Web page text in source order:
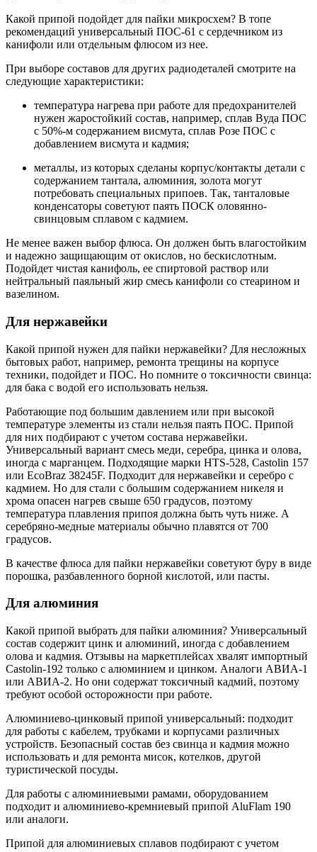
Какой припой подойдет для пайки микросхем? В топе
рекомендаций универсальный ПОС-61 с сердечником из
канифоли или отдельным флюсом из нее.
При выборе составов для других радиодеталей смотрите на
следующие характеристики:
температура нагрева при работе для предохранителей
нужен жаростойкий состав, например, сплав Вуда ПОС
с 50%-м содержанием висмута, сплав Розе ПОС с
добавлением висмута и кадмия;
металлы, из которых сделаны корпус/контакты детали с
содержанием тантала, алюминия, золота могут
потребовать специальных припоев. Так, танталовые
конденсаторы советуют паять ПОСК оловянно-
свинцовым сплавом с кадмием.
Не менее важен выбор флюса. Он должен быть влагостойким
и надежно защищающим от окислов, но бескислотным.
Подойдет чистая канифоль, ее спиртовой раствор или
нейтральный паяльный жир смесь канифоли со стеарином и
вазелином.
Для нержавейки
Какой припой нужен для пайки нержавейки? Для несложных
бытовых работ, например, ремонта трещины на корпусе
техники, подойдет и ПОС. Но помните о токсичности свинца:
для бака с водой его использовать нельзя.
Работающие под большим давлением или при высокой
температуре элементы из стали нельзя паять ПОС. Припой
для них подбирают с учетом состава нержавейки.
Универсальный вариант смесь меди, серебра, цинка и олова,
иногда с марганцем. Подходящие марки HTS-528, Castolin 157
или EcoBraz 38245F. Подходит для нержавейки и серебро с
кадмием. Но для стали с большим содержанием никеля и
хрома опасен нагрев свыше 650 градусов, поэтому
температура плавления припоя должна быть чуть ниже. А
серебряно-медные материалы обычно плавятся от 700
градусов.
В качестве флюса для пайки нержавейки советуют буру в виде
порошка, разбавленного борной кислотой, или пасты.
Для алюминия
Какой припой выбрать для пайки алюминия? Универсальный
состав содержит цинк и алюминий, иногда с добавлением
олова и кадмия. Отзывы на маркетплейсах хвалят импортный
Castolin-192 только с алюминием и цинком. Аналоги АВИА-1
или АВИА-2. Но они содержат токсичный кадмий, поэтому
требуют особой осторожности при работе.
Алюминиево-цинковый припой универсальный: подходит
для работы с кабелем, трубками и корпусами различных
устройств. Безопасный состав без свинца и кадмия можно
использовать и для ремонта мисок, котелков, другой
туристической посуды.
Для работы с алюминиевыми рамами, оборудованием
подходит и алюминиево-кремниевый припой AluFlam 190
или аналоги.
Припой для алюминиевых сплавов подбирают с учетом